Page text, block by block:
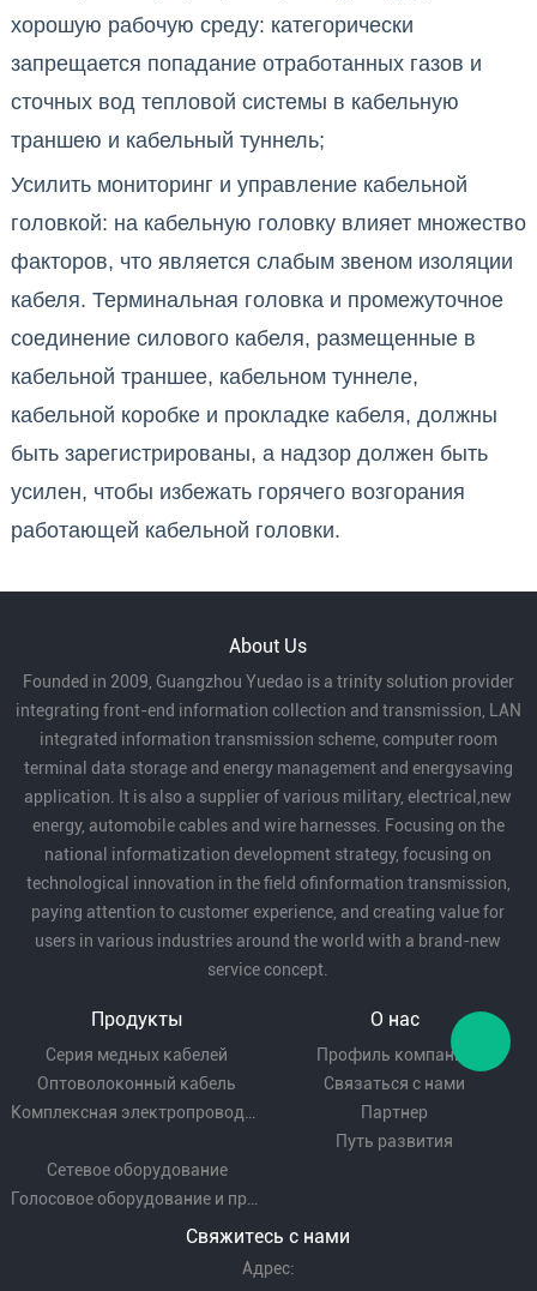
хорошую рабочую среду: категорически
запрещается попадание отработанных газов и
сточных вод тепловой системы в кабельную
траншею и кабельный туннель;
Усилить мониторинг и управление кабельной
головкой: на кабельную головку влияет множество
факторов, что является слабым звеном изоляции
кабеля. Терминальная головка и промежуточное
соединение силового кабеля, размещенные в
кабельной траншее, кабельном туннеле,
кабельной коробке и прокладке кабеля, должны
быть зарегистрированы, а надзор должен быть
усилен, чтобы избежать горячего возгорания
работающей кабельной головки.
About Us
Founded in 2009, Guangzhou Yuedao is a trinity solution provider
integrating front-end information collection and transmission, LAN
integrated information transmission scheme, computer room
terminal data storage and energy management and energysaving
application. It is also a supplier of various military, electrical,new
energy, automobile cables and wire harnesses. Focusing on the
national informatization development strategy, focusing on
technological innovation in the field ofinformation transmission,
paying attention to customer experience, and creating value for
users in various industries around the world with a brand-new
service concept.
Продукты
Серия медных кабелей
Оптоволоконный кабель
Сетевое оборудование
О нас
Профиль компании
Связаться с нами
Партнер
Путь развития
Свяжитесь с нами
Адрес: